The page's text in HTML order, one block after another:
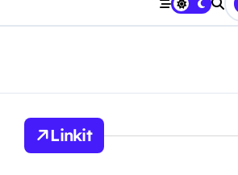
Linkit